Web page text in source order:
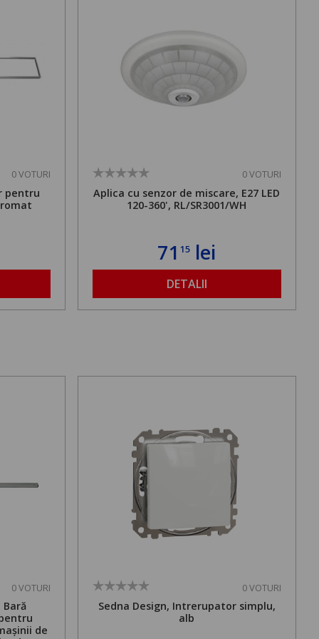
0 VOTURI
pentru
0 VOTURI
Aplica cu senzor de miscare, E27 LED
120-360', RL/SR3001/WH
7115 lei
DETALII
0 VOTURI
de
0 VOTURI
Sedna Design, Intrerupator simplu,
alb